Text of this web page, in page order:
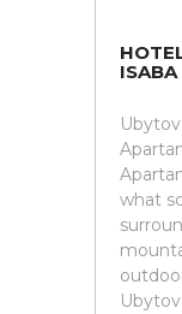
ISABA
what